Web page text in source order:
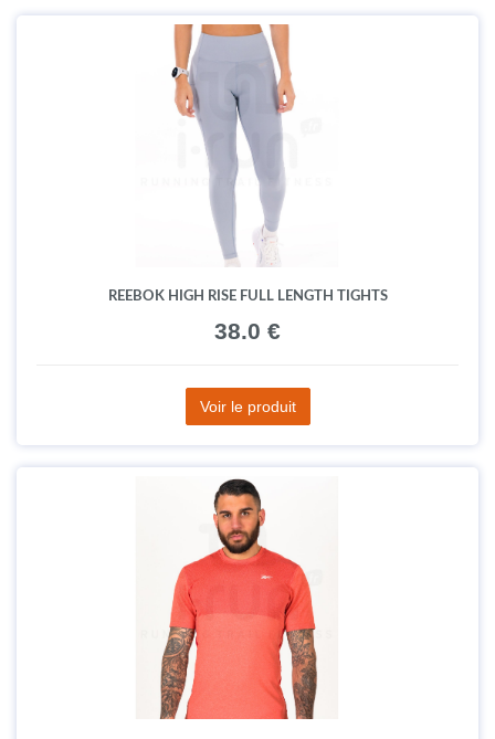
REEBOK HIGH RISE FULL LENGTH TIGHTS
38.0 €
Voir le produit